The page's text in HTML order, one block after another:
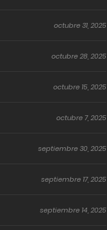
octubre 31, 2025
octubre 28, 2025
octubre 15, 2025
octubre 7, 2025
septiembre 30, 2025
septiembre 17, 2025
septiembre 14, 2025